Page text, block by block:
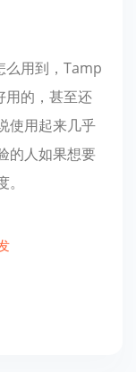
用到，Tamp
的，甚至还
使用起来几乎
的人如果想要